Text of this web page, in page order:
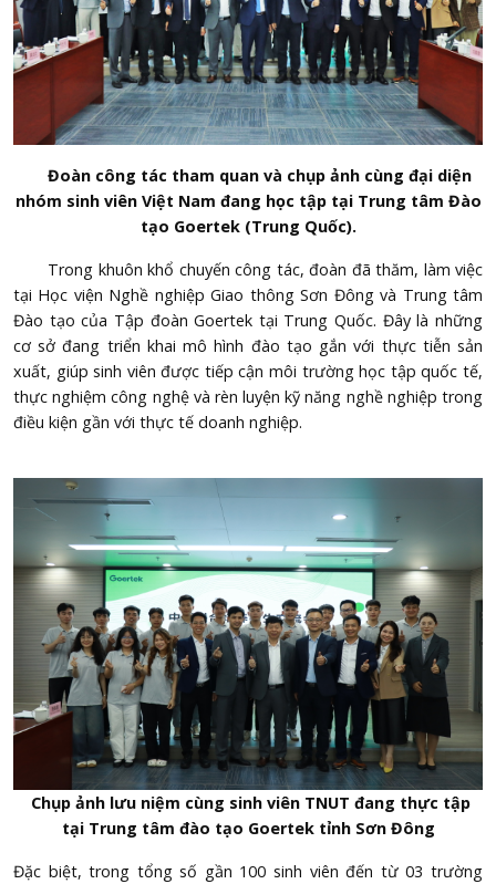
Đoàn công tác tham quan và chụp ảnh cùng đại diện
nhóm sinh viên Việt Nam đang học tập tại Trung tâm Đào
tạo Goertek (Trung Quốc).
Trong khuôn khổ chuyến công tác, đoàn đã thăm, làm việc
tại Học viện Nghề nghiệp Giao thông Sơn Đông và Trung tâm
Đào tạo của Tập đoàn Goertek tại Trung Quốc. Đây là những
cơ sở đang triển khai mô hình đào tạo gắn với thực tiễn sản
xuất, giúp sinh viên được tiếp cận môi trường học tập quốc tế,
thực nghiệm công nghệ và rèn luyện kỹ năng nghề nghiệp trong
điều kiện gần với thực tế doanh nghiệp.
Chụp ảnh lưu niệm cùng sinh viên TNUT đang thực tập
tại Trung tâm đào tạo Goertek tỉnh Sơn Đông
Đặc biệt, trong tổng số gần 100 sinh viên đến từ 03 trường